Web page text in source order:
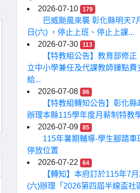
2026-07-10
179
巴威颱風來襲 彰化縣明天7
日(六) ，停止上班、停止上課...
2026-07-30
113
【特教組公告】教育部修正
立中小學兼任及代課教師鐘點費
給...
2026-07-08
86
【特教組轉知公告】彰化縣
辦理本縣115學年度月薪制特教
2026-07-09
85
115年暑期輔導-學生腳踏車
停放位置
2026-07-22
64
【轉知】本府訂於115年7月
(六)辦理「2026第四屆半線盃社